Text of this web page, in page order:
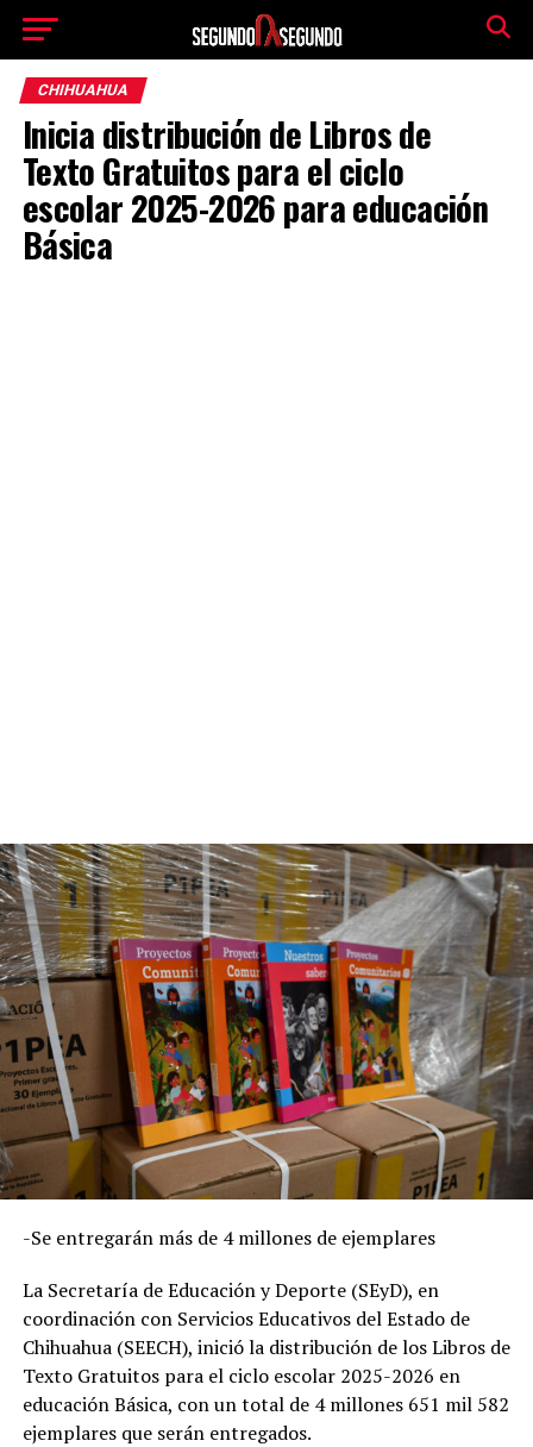
CHIHUAHUA
Inicia distribución de Libros de
Texto Gratuitos para el ciclo
escolar 2025-2026 para educación
Básica
-Se entregarán más de 4 millones de ejemplares
La Secretaría de Educación y Deporte (SEyD), en
coordinación con Servicios Educativos del Estado de
Chihuahua (SEECH), inició la distribución de los Libros de
Texto Gratuitos para el ciclo escolar 2025-2026 en
educación Básica, con un total de 4 millones 651 mil 582
ejemplares que serán entregados.